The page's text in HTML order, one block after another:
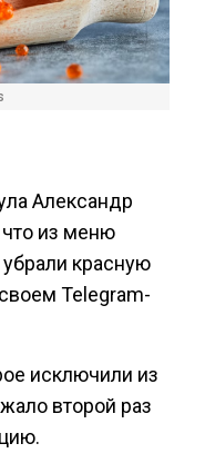
Александр
из меню
красную
Telegram-
исключили из
второй раз